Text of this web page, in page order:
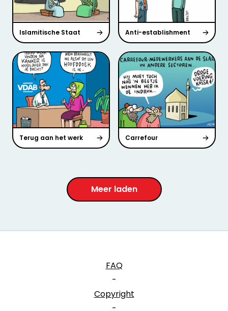
Islamitische Staat Anti-establishment
Terug aan het werk Carrefour
Meer laden
FAQ
-
Copyright
-